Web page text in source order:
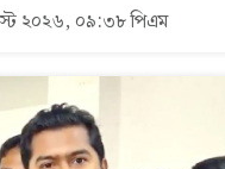
২০২৬, ০৯:৩৮ পিএম